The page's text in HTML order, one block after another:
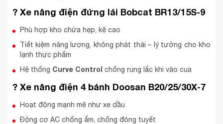
? Xe nâng điện đứng lái Bobcat BR13/15S-9
Phù hợp kho chứa hẹp, kệ cao
Tiết kiệm năng lượng, không phát thải – lý tưởng cho kho
lạnh thực phẩm
Hệ thống Curve Control chống rung lắc khi vào cua
? Xe nâng điện 4 bánh Doosan B20/25/30X-7
Hoạt động mạnh mẽ như xe dầu
Động cơ AC chống ẩm, chống đóng tuyết